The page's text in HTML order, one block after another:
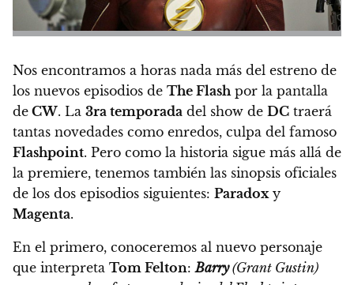
Nos encontramos a horas nada más del estreno de
los nuevos episodios de The Flashpor la pantalla
de CW. La 3ra temporada del show de DC traerá
tantas novedades como enredos, culpa del famoso
Flashpoint. Pero como la historia sigue más allá de
la premiere, tenemos también las sinopsis oficiales
de los dos episodios siguientes: Paradoxy
Magenta.
En el primero, conoceremos al nuevo personaje
que interpreta Tom Felton:Barry(Grant Gustin)